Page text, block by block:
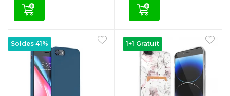
Soldes 41% 1+1 Gratuit